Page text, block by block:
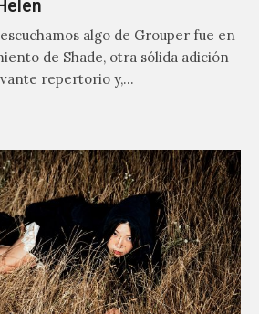
algo de Grouper fue en
de Shade, otra sólida adición
repertorio y,…